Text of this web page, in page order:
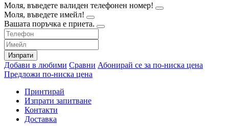
Моля, въведете валиден телефонен номер!
Моля, въведете имейл!
Вашата поръчка е приета.
Изпрати
Добави в любими Сравни Абонирай се за по-ниска цена
Предложи по-ниска цена
Принтирай
Изпрати запитване
Контакти
Доставка